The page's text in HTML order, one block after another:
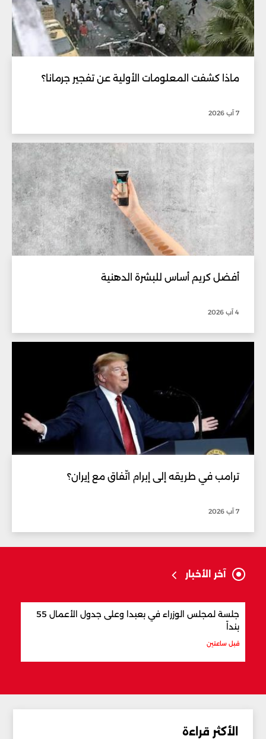
ماذا كشفت المعلومات الأولية عن تفجير جرمانا؟
7 آب 2026
أفضل كريم أساس للبشرة الدهنية
4 آب 2026
ترامب في طريقه إلى إبرام اتّفاق مع إيران؟
7 آب 2026
آخر الأخبار
جلسة لمجلس الوزراء في بعبدا وعلى جدول الأعمال 55
بنداً
قبل ساعتين
الأكثر قراءة